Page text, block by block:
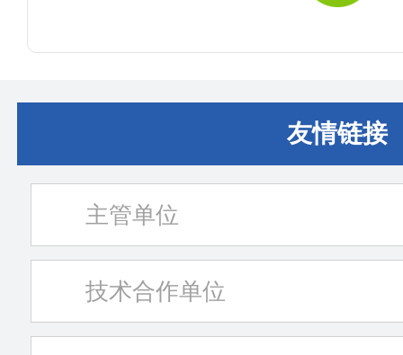
友情链接
主管单位
技术合作单位